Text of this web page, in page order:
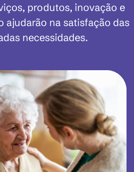
produtos, inovação e
ajudarão na satisfação das
necessidades.